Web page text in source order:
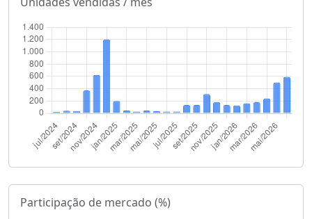
Participação de mercado (%)